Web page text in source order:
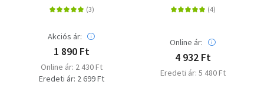
Akciós ár:
1 890 Ft
Online ár: 2 430 Ft
Eredeti ár: 2 699 Ft
Online ár:
4 932 Ft
Eredeti ár: 5 480 Ft